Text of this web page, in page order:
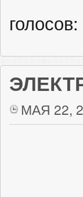
голосов:
МАЯ 22,